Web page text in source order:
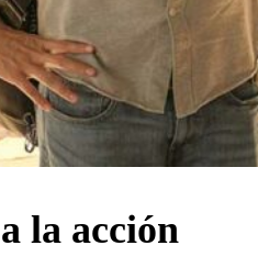
la acción